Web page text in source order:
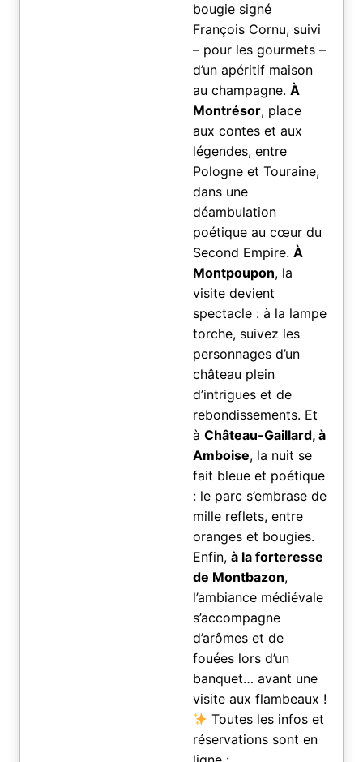
bougie signé
François Cornu, suivi
– pour les gourmets –
d’un apéritif maison
au champagne.À
Montrésor, place
aux contes et aux
légendes, entre
Pologne et Touraine,
dans une
déambulation
poétique au cœur du
Second Empire.À
Montpoupon, la
visite devient
spectacle : à la lampe
torche, suivez les
personnages d’un
château plein
d’intrigues et de
rebondissements. Et
àChâteau-Gaillard, à
Amboise, la nuit se
fait bleue et poétique
: le parc s’embrase de
mille reflets, entre
oranges et bougies.
Enfin,à la forteresse
de Montbazon,
l’ambiance médiévale
s’accompagne
d’arômes et de
fouées lors d’un
banquet… avant une
visite aux flambeaux !
Toutes les infos et
réservations sont en